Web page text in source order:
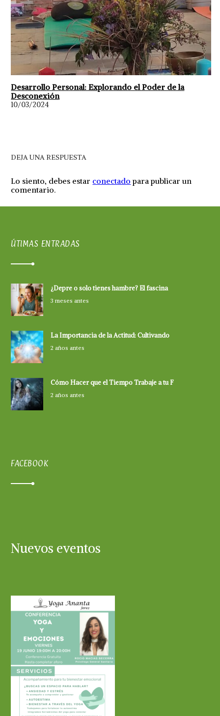
Desarrollo Personal: Explorando el Poder de la
Desconexión
10/03/2024
DEJA UNA RESPUESTA
Lo siento, debes estar conectado para publicar un
comentario.
ÚTIMAS ENTRADAS
¿Depre o solo tienes hambre? El fascina
3 meses antes
La Importancia de la Actitud: Cultivando
2 años antes
Cómo Hacer que el Tiempo Trabaje a tu F
2 años antes
FACEBOOK
Nuevos eventos